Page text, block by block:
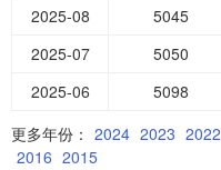
2025-08
5045
2025-07
5050
2025-06
5098
更多年份： 2024 2023 2022
2016 2015